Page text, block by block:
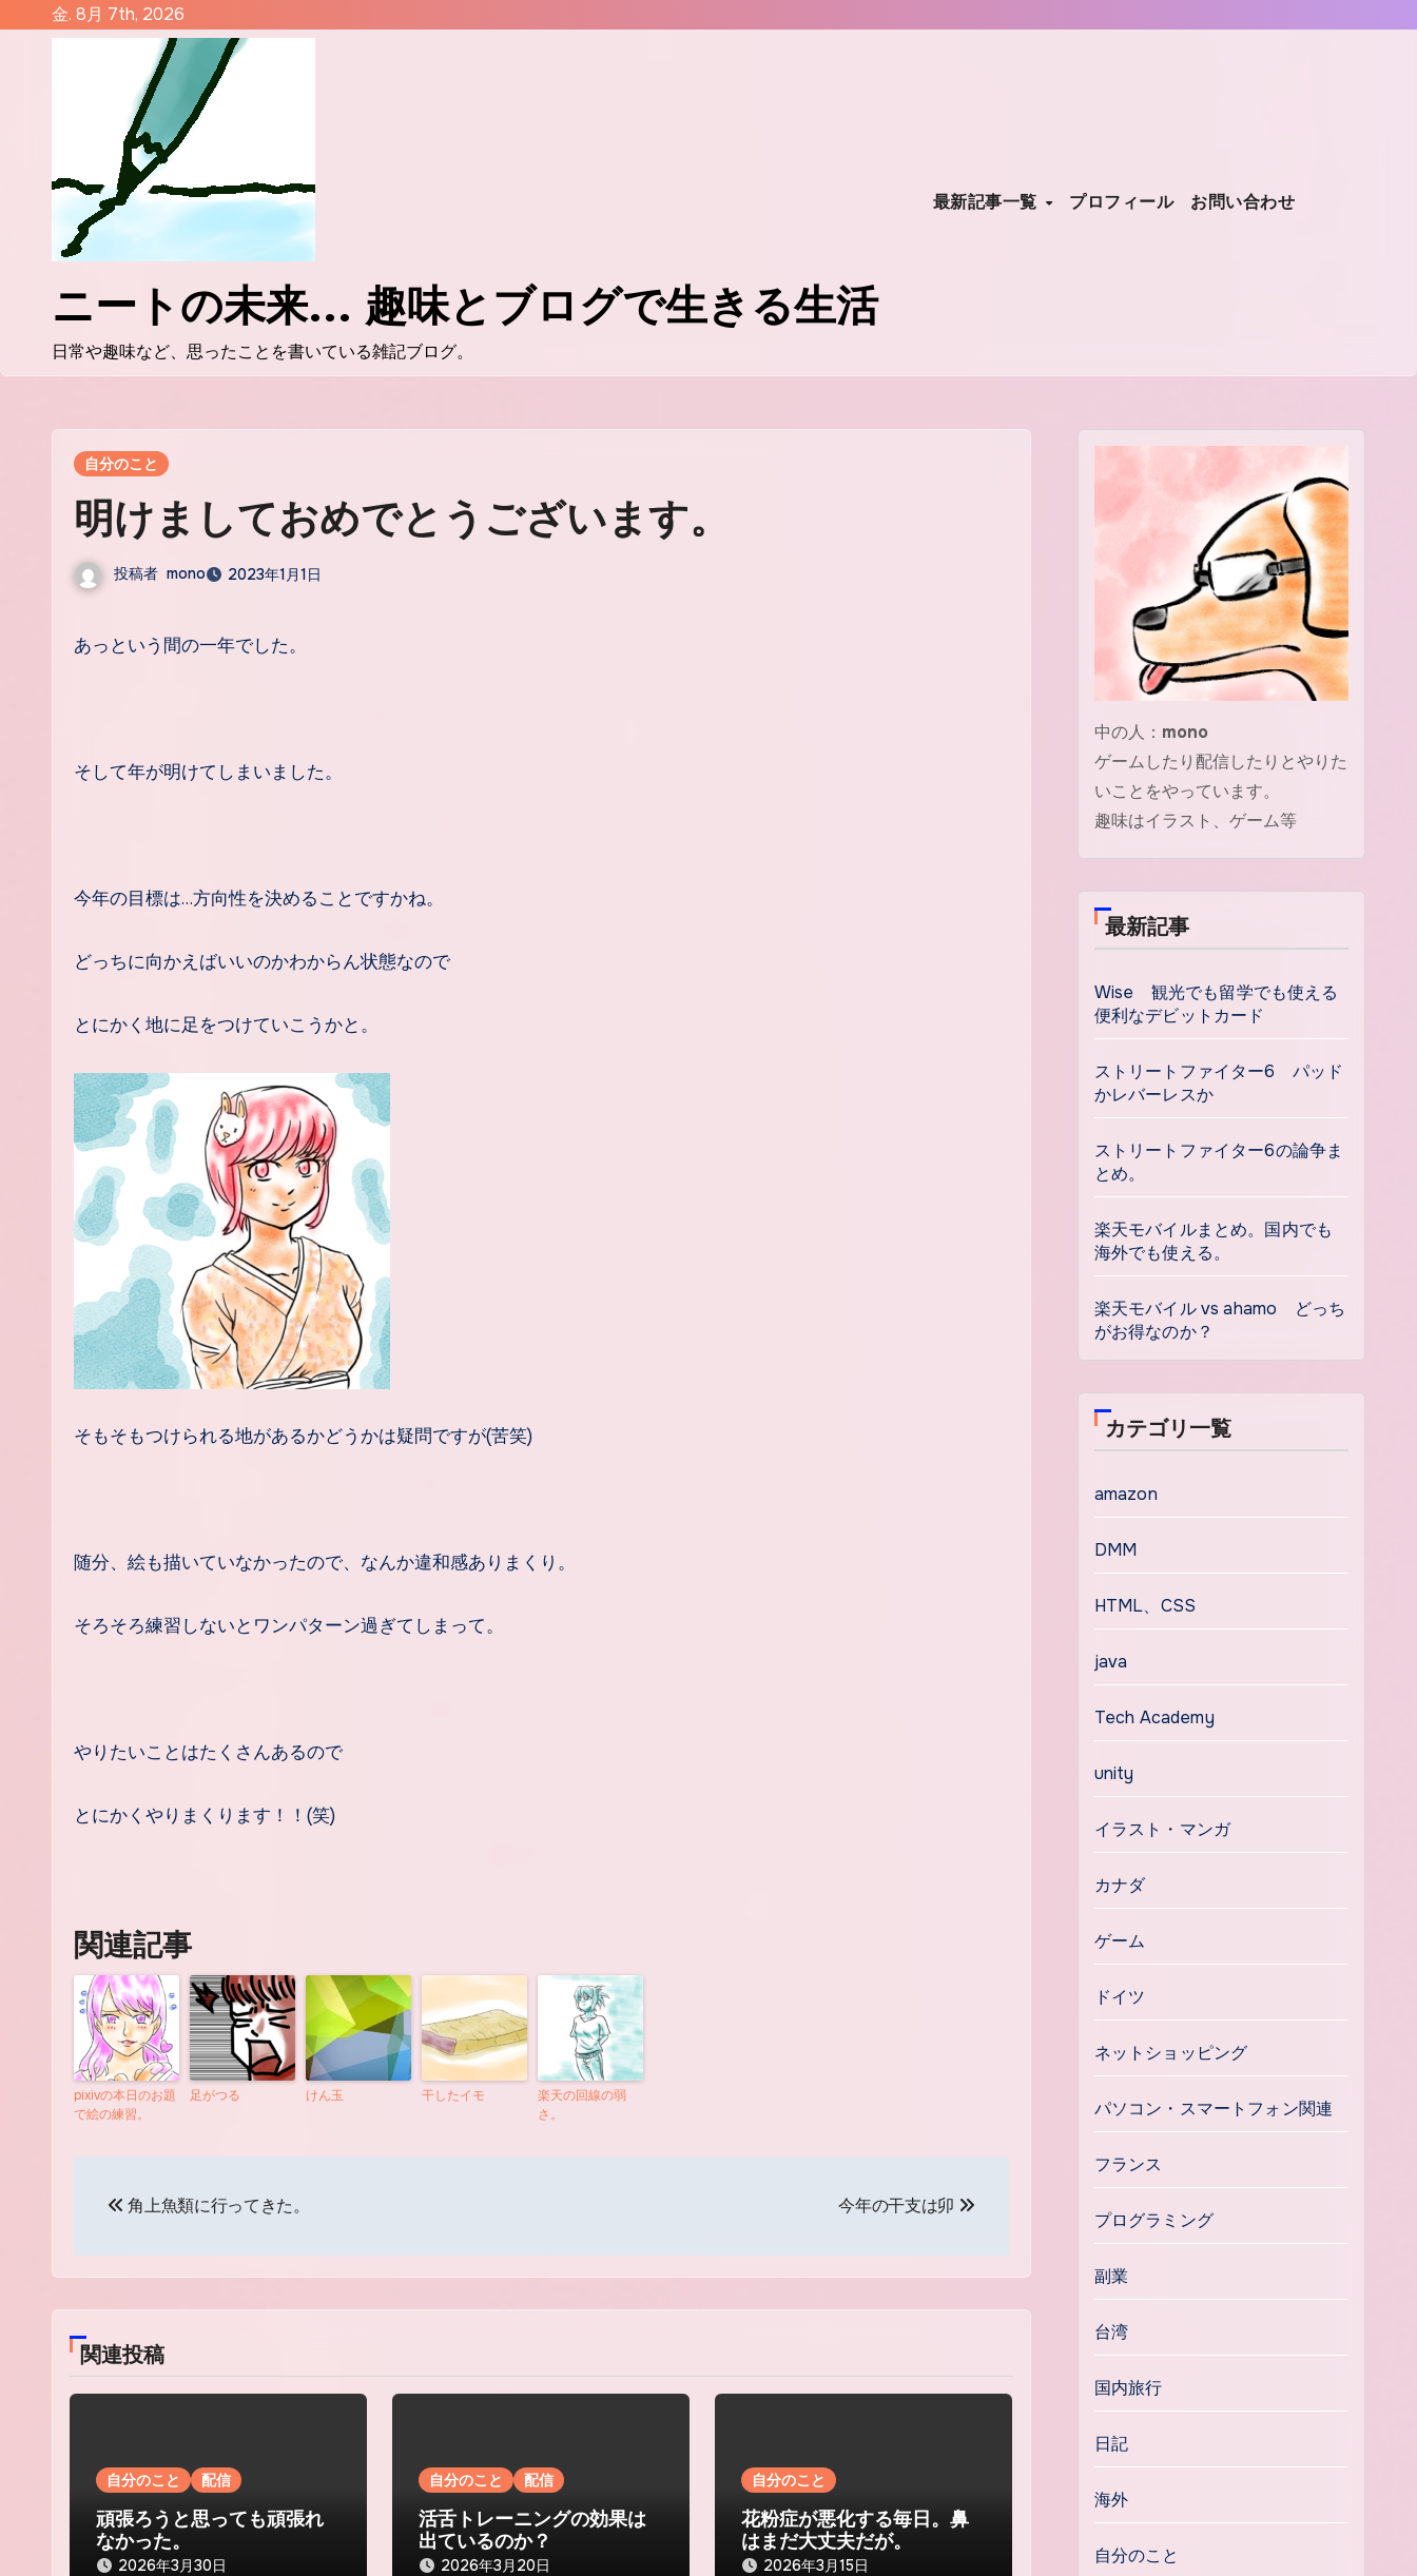
金. 8月 7th, 2026
ニートの未来... 趣味とブログで生きる生活
日常や趣味など、思ったことを書いている雑記ブログ。
最新記事一覧 プロフィール お問い合わせ
自分のこと
明けましておめでとうございます。
投稿者 mono 2023年1月1日
あっという間の一年でした。
そして年が明けてしまいました。
今年の目標は…方向性を決めることですかね。
どっちに向かえばいいのかわからん状態なので
とにかく地に足をつけていこうかと。
そもそもつけられる地があるかどうかは疑問ですが(苦笑)
随分、絵も描いていなかったので、なんか違和感ありまくり。
そろそろ練習しないとワンパターン過ぎてしまって。
やりたいことはたくさんあるので
とにかくやりまくります！！(笑)
関連記事
pixivの本日のお題
で絵の練習。
足がつる けん玉 干したイモ
楽天の回線の弱
さ。
ビ
ゲ
ー
ョ
ン
角上魚類に行ってきた。 今年の干支は卯
関連投稿
自分のこと 配信
頑張ろうと思っても頑張れ
なかった。
2026年3月30日
自分のこと 配信
活舌トレーニングの効果は
出ているのか？
2026年3月20日
自分のこと
花粉症が悪化する毎日。鼻
はまだ大丈夫だが。
2026年3月15日
中の人： mono
ゲームしたり配信したりとやりた
いことをやっています。
趣味はイラスト、ゲーム等
最新記事
Wise 観光でも留学でも使える
便利なデビットカード
ストリートファイター6 パッド
かレバーレスか
ストリートファイター6の論争ま
とめ。
楽天モバイルまとめ。国内でも
海外でも使える。
楽天モバイル vs ahamo どっち
がお得なのか？
カテゴリ一覧
amazon
DMM
HTML、CSS
java
Tech Academy
unity
イラスト・マンガ
カナダ
ゲーム
ドイツ
ネットショッピング
パソコン・スマートフォン関連
フランス
プログラミング
副業
台湾
国内旅行
日記
海外
自分のこと